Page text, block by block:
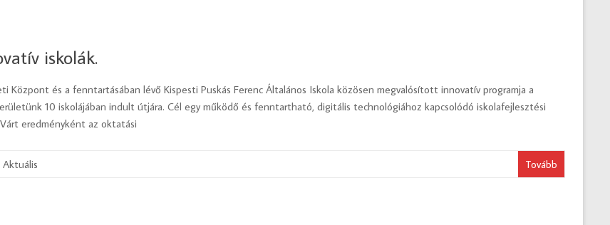
iskolák.
Központ és a fenntartásában lévő Kispesti Puskás Ferenc Általános Iskola közösen megvalósított innovatív programja a
10 iskolájában indult útjára. Cél egy működő és fenntartható, digitális technológiához kapcsolódó iskolafejlesztési
eredményként az oktatási
Aktuális Tovább